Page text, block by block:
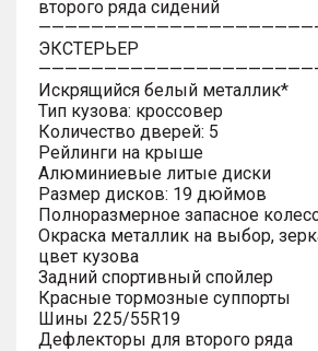
второго ряда сидений
ЭКСТЕРЬЕР
Искрящийся белый металлик*
Тип кузова: кроссовер
Количество дверей: 5
Рейлинги на крыше
Алюминиевые литые диски
Размер дисков: 19 дюймов
Полноразмерное запасное
Окраска металлик на выбор,
цвет кузова
Задний спортивный спойлер
Красные тормозные суппорты
Шины 225/55R19
Дефлекторы для второго ряда